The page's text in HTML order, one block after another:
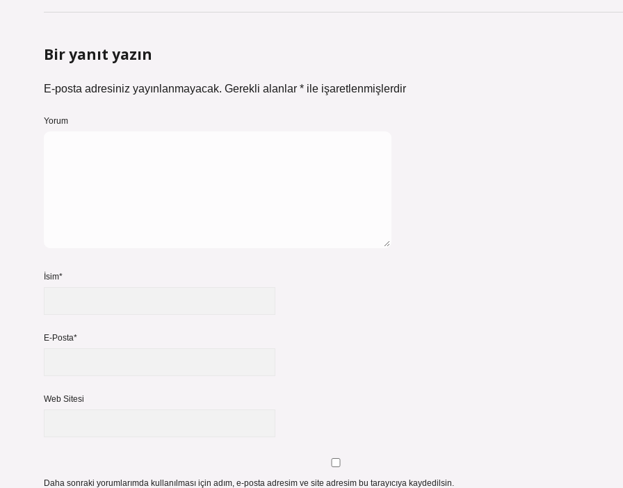
Bir yanıt yazın
E-posta adresiniz yayınlanmayacak. Gerekli alanlar * ile işaretlenmişlerdir
Yorum
İsim*
E-Posta*
Web Sitesi
Daha sonraki yorumlarımda kullanılması için adım, e-posta adresim ve site adresim bu tarayıcıya kaydedilsin.